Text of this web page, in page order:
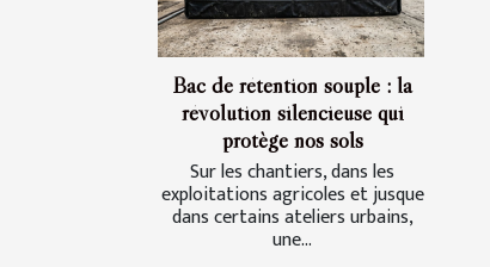
Bac de rétention souple : la
révolution silencieuse qui
protège nos sols
Sur les chantiers, dans les
exploitations agricoles et jusque
dans certains ateliers urbains,
une...